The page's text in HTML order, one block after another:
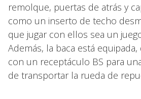
remolque, puertas de atrás y
como un inserto de techo
que jugar con ellos sea un
Además, la baca está
con un receptáculo BS para
de transportar la rueda de